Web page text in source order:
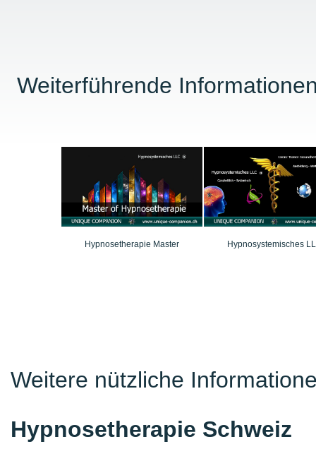
Weiterführende
Hypnosetherapie Master Hypnosystemisches
Weitere nützliche
Hypnosetherapie Schweiz